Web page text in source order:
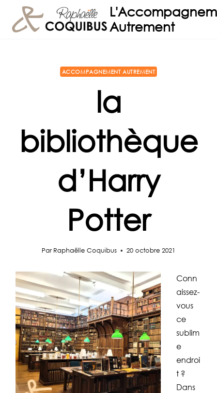
contenu
Autrement
ACCOMPAGNEMENT AUTREMENT
la
bibliothèque
d’Harry
Potter
Par Raphaëlle Coquibus 20 octobre 2021
Conn
aissez-
vous
ce
sublim
e
endroi
t ?
Dans